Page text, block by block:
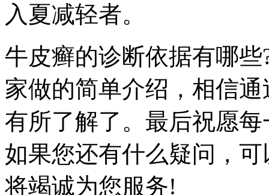
入夏减轻者。
牛皮癣的诊断依据有哪
家做的简单介绍，相信
有所了解了。最后祝愿
如果您还有什么疑问，
将竭诚为您服务!